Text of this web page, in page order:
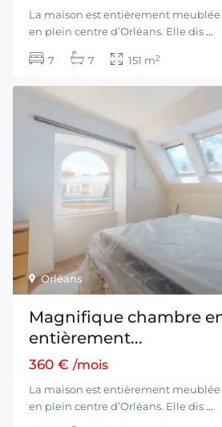
La maison est entièrement
en plein centre d’Orléans. Elle dis...
7 7 151 m2
Orléans
Magnifique chambre
entièrement...
360 €/mois
La maison est entièrement
en plein centre d’Orléans. Elle dis...